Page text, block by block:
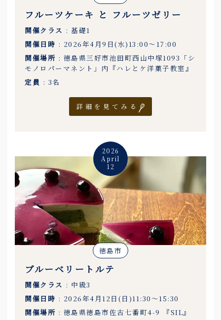
フルーツケーキ と フルーツゼリー
開催クラス : 基礎1
開催日時 : 2026年4月9日(水)13:00〜17:00
開催場所 : 徳島県三好市池田町西山中塚1093「シ
モノロパーマネント」内『ハレとケ洋菓子教室』
定員 : 3名
詳細を見てみる
2026
April
12
徳島市
ブルーベリートルテ
開催クラス : 中級3
開催日時 : 2026年4月12日(日)11:30〜15:30
開催場所 : 徳島県徳島市佐古七番町4-9 『SIL』